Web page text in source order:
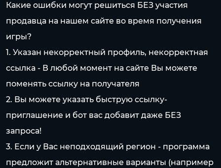
Какие ошибки могут решиться БЕЗ участия
продавца на нашем сайте во время получения
игры?
1. Указан некорректный профиль, некорректная
ссылка - В любой момент на сайте Вы можете
поменять ссылку на получателя
2. Вы можете указать быструю ссылку-
приглашение и бот вас добавит даже БЕЗ
запроса!
3. Если у Вас неподходящий регион - программа
предложит альтернативные варианты (например